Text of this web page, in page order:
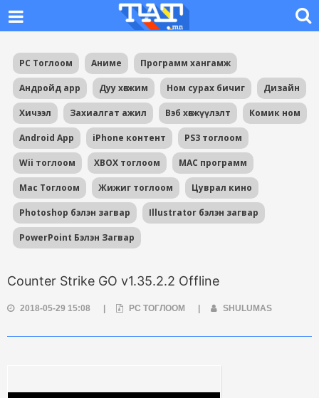
PC Тоглоом Аниме Программ хангамж
Андройд app Дуу хөгжим Ном сурах бичиг Дизайн
Хичээл Захиалгат ажил Вэб хөгжүүлэлт Комик ном
Android App iPhone контент PS3 тоглоом
Wii тоглоом XBOX тоглоом MAC программ
Mac Тоглоом Жижиг тоглоом Цуврал кино
Photoshop бэлэн загвар Illustrator бэлэн загвар
PowerPoint Бэлэн Загвар
Counter Strike GO v1.35.2.2 Offline
2018-05-29 15:08 PC ТОГЛООМ SHULUMAS